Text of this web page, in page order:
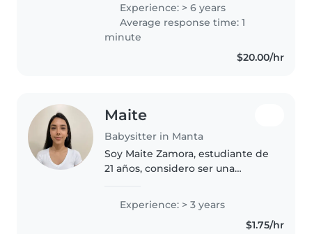
preescolares. Soy una persona
amigable, paciente y
responsable, y puedo ayudar..
Experience: > 6 years
Average response time: 1
minute
$20.00/hr
Maite
Babysitter in Manta
Soy Maite Zamora, estudiante de
21 años, considero ser una
comprometida con el bienestar
de los niños. Me caracterizo por
ser amable, organizada y atenta..
Experience: > 3 years
$1.75/hr